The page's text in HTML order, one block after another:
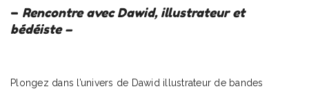
– Rencontre avec Dawid, illustrateur et
bédéiste –
Plongez dans l’univers de Dawid illustrateur de bandes